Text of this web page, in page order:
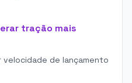
tração mais
de lançamento